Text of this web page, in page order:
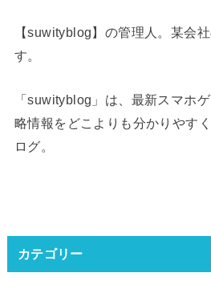
【suwityblog】の管理人。某会
す。
「suwityblog」は、最新スマホ
略情報をどこよりも分かりやす
ログ。
カテゴリー